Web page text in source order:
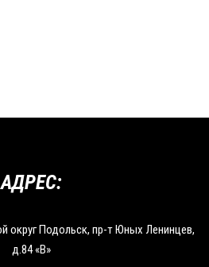
АДРЕС:
округ Подольск, пр-т Юных Ленинцев,
д.84 «В»